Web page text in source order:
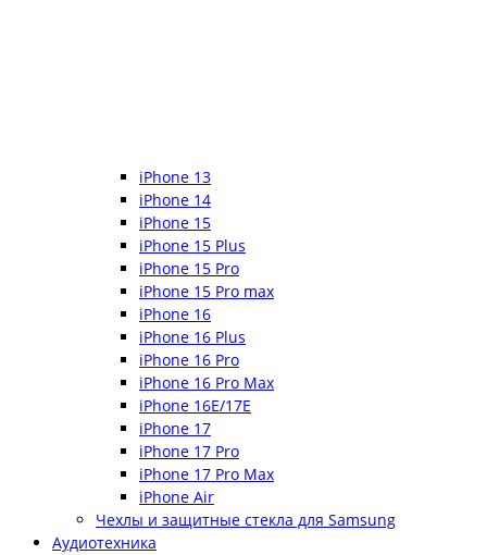
iPhone 13
iPhone 14
iPhone 15
iPhone 15 Plus
iPhone 15 Pro
iPhone 15 Pro max
iPhone 16
iPhone 16 Plus
iPhone 16 Pro
iPhone 16 Pro Max
iPhone 16E/17E
iPhone 17
iPhone 17 Pro
iPhone 17 Pro Max
iPhone Air
Чехлы и защитные стекла для Samsung
Аудиотехника